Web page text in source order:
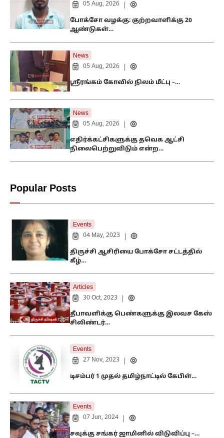
05 Aug, 2026
போக்சோ வழக்கு: குற்றவாளிக்கு 20
ஆண்டுகள்…
News
05 Aug, 2026
ஸ்ரீரங்கம் கோவில் நிலம் மீட்பு –…
News
05 Aug, 2026
எதிர்க்கட்சிகளுக்கு தவெக ஆட்சி
நிலைபெற்றுவிடும் என்ற…
Popular Posts
Events
04 May, 2023
திருச்சி ஆசிரியை போக்சோ சட்டத்தில்
கீழ்…
Articles
30 Oct, 2023
தீபாவளிக்கு பெண்களுக்கு இலவச கேஸ்
சிலிண்டர்…
Events
27 Nov, 2023
டிசம்பர் 1 முதல் தமிழ்நாட்டில் கேபிள்…
Events
07 Jun, 2024
சவுக்கு சங்கர் ஜாமினில் விடுவிப்பு –…